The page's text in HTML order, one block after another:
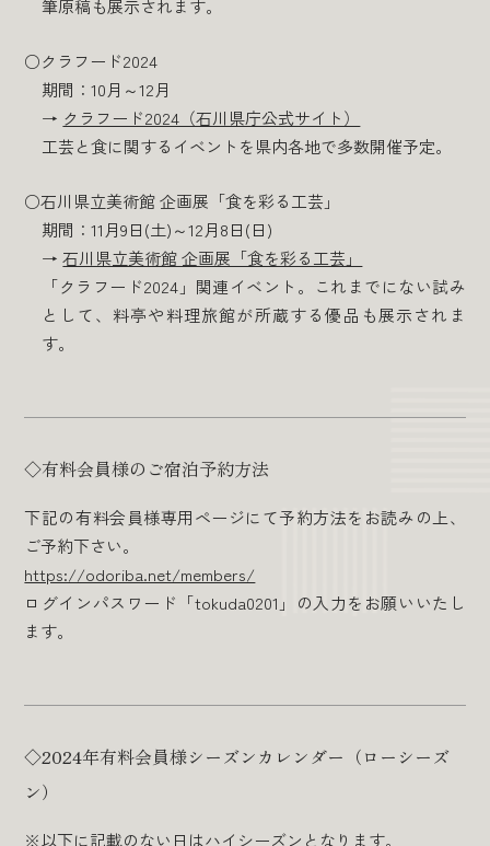
筆原稿も展示されます。
○クラフード2024
期間：10月～12月
→ クラフード2024（石川県庁公式サイト）
工芸と食に関するイベントを県内各地で多数開催予定。
○石川県立美術館 企画展「食を彩る工芸」
期間：11月9日(土)～12月8日(日)
→石川県立美術館 企画展「食を彩る工芸」
「クラフード2024」関連イベント。これまでにない試み
として、料亭や料理旅館が所蔵する優品も展示されま
す。
◇有料会員様のご宿泊予約方法
下記の有料会員様専用ページにて予約方法をお読みの上、
ご予約下さい。
https://odoriba.net/members/
ログインパスワード「tokuda0201」の入力をお願いいたし
ます。
◇2024年有料会員様シーズンカレンダー（ローシーズ
ン）
※以下に記載のない日はハイシーズンとなります。